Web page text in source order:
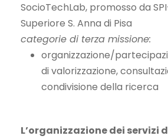
SocioTechLab, promosso da
Superiore S. Anna di Pisa
categorie di terza missione:
organizzazione/
di valorizzazione,
condivisione della ricerca
L’organizzazione dei servizi